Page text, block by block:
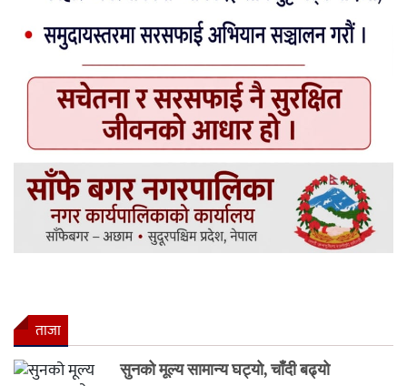
ताजा
सुनको मूल्य सामान्य घट्यो, चाँदी बढ्यो